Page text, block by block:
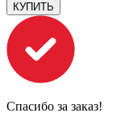
КУПИТЬ
Спасибо за заказ!